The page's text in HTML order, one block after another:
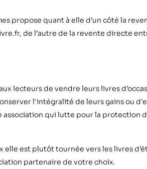
propose quant à elle d’un côté la
de l’autre de la revente directe
lecteurs de vendre leurs livres
l'intégralité de leurs gains ou
association qui lutte pour la protection
elle est plutôt tournée vers les livres
partenaire de votre choix.